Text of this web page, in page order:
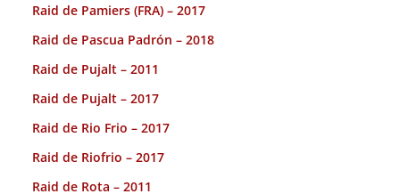
Raid de Pamiers (FRA) – 2017
Raid de Pascua Padrón – 2018
Raid de Pujalt – 2011
Raid de Pujalt – 2017
Raid de Rio Frio – 2017
Raid de Riofrio – 2017
Raid de Rota – 2011